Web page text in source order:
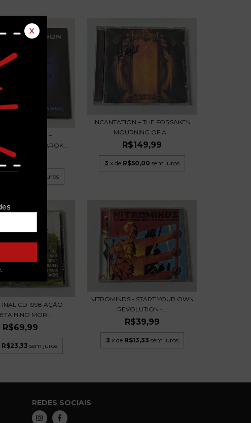
X
DICKINSON –
OF RAGNAROK...
R$499,99
sem juros
INCANTATION – THE FORSAKEN
MOURNING OF A...
R$149,99
3 x de R$50,00 sem juros
CD 1998 AÇÃO
HINO MOR...
R$69,99
R$23,33 sem juros
NITROMINDS - START YOUR OWN
REVOLUTION -...
R$39,99
3 x de R$13,33 sem juros
REDES SOCIAIS